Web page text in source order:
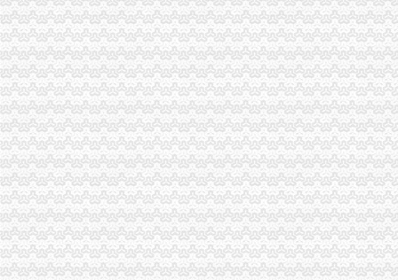
修正「观光游乐业管理规则」_找法网
关于印发《湖南省常住户口登记管理规定》的通知（湘公发[2014]2号
湖南省常住人口登记操作办法_互动百科
湖南省常住人口登记操作办法
北京市保险网上服务平台
教育部等五部门印发《民办学校分类登记实施细则》-中国教育
哈密户口准迁办理指南_百度百科
教育部等五部门关于印发《民办学校分类登记实施细则》的通知_其他
欢迎访问中国组织网
关于发布《天津市鼓励外地在津投资暂行办法》的通知_财经法规-中华
欢迎访问中国组织网
教育部等五部门关于印发《民办学校分类登记实施细则》的通知
教育部等三部门印发《营利民办学校监督管理实施细则》-中国教育
项城市人民公众网-项城市人民关于进一步放宽户口迁移政策
大连经济技术开发区企业登记管理办法[失效]